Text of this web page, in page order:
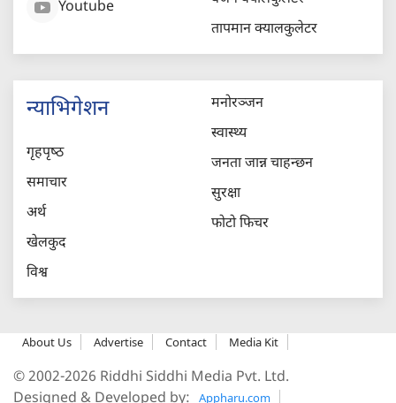
Youtube
तापमान क्यालकुलेटर
न्याभिगेशन
गृहपृष्‍ठ
समाचार
अर्थ
खेलकुद
विश्व
मनोरञ्जन
स्वास्थ्य
जनता जान्न चाहन्छन
सुरक्षा
फोटो फिचर
About Us Advertise Contact Media Kit
© 2002-2026 Riddhi Siddhi Media Pvt. Ltd.
Designed & Developed by:
Appharu.com